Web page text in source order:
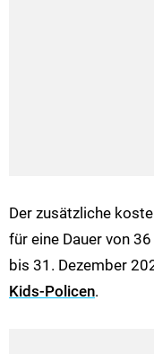
Der zusätzliche
für eine Dauer von
bis 31. Dezember
Kids-Policen.